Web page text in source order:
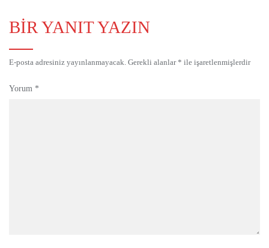
BIR YANIT YAZIN
E-posta adresiniz yayınlanmayacak. Gerekli alanlar* ile işaretlenmişlerdir
Yorum *